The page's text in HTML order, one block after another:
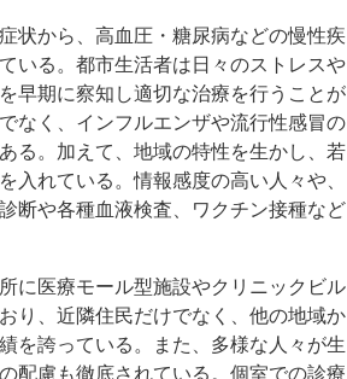
状から、高血圧・糖尿病などの慢性疾
いる。都市生活者は日々のストレスや
早期に察知し適切な治療を行うことが
なく、インフルエンザや流行性感冒の
る。加えて、地域の特性を生かし、若
入れている。情報感度の高い人々や、
断や各種血液検査、ワクチン接種など
に医療モール型施設やクリニックビル
り、近隣住民だけでなく、他の地域か
を誇っている。また、多様な人々が生
配慮も徹底されている。個室での診療